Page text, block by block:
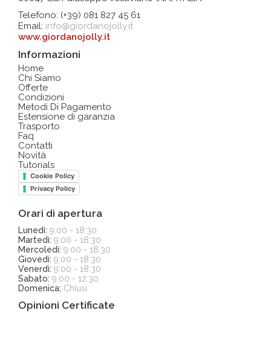
Telefono: (+39) 081 827 45 61
Email: info@giordanojolly.it
www.giordanojolly.it
Informazioni
Home
Chi Siamo
Offerte
Condizioni
Metodi Di Pagamento
Estensione di garanzia
Trasporto
Faq
Contatti
Novità
Tutorials
Cookie Policy
Privacy Policy
Orari di apertura
Lunedì: 9:00 - 18:30
Martedì: 9:00 - 18:30
Mercoledì: 9:00 - 18:30
Giovedì: 9:00 - 18:30
Venerdì: 9:00 - 18:30
Sabato: 9:00 - 12:30
Domenica: Chiusi
Opinioni Certificate